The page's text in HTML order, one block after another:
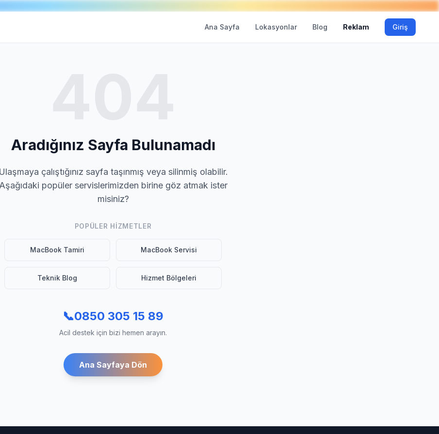
Ana Sayfa Lokasyonlar Blog Reklam Giriş
Aradığınız Sayfa Bulunamadı
Ulaşmaya çalıştığınız sayfa taşınmış veya silinmiş olabilir.
Aşağıdaki popüler servislerimizden birine göz atmak ister
misiniz?
POPÜLER HIZMETLER
MacBook Tamiri MacBook Servisi
Teknik Blog Hizmet Bölgeleri
📞0850 305 15 89
Acil destek için bizi hemen arayın.
Ana Sayfaya Dön